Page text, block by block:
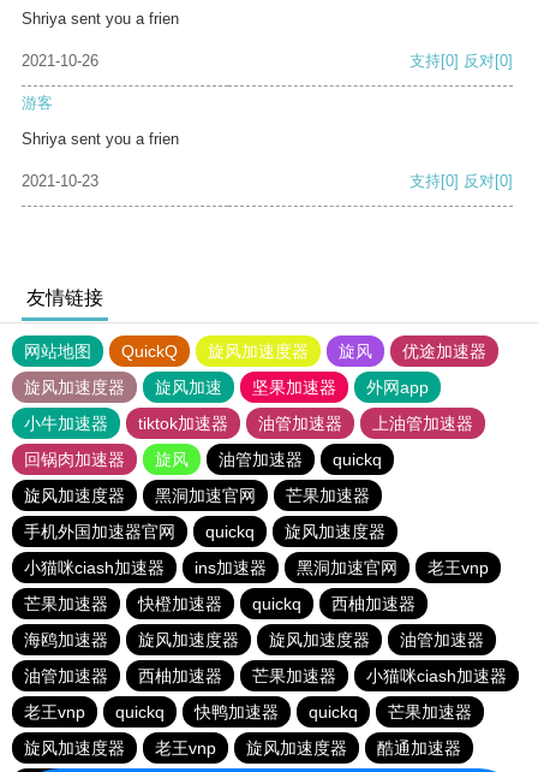
Shriya sent you a frien
2021-10-26 支持[0] 反对[0]
游客
Shriya sent you a frien
2021-10-23 支持[0] 反对[0]
友情链接
网站地图 QuickQ 旋风加速度器 旋风
优途加速器
旋风加速度器
旋风加速 坚果加速器
外网app
小牛加速器
tiktok加速器 油管加速器
上油管加速器
回锅肉加速器
旋风 油管加速器
quickq
旋风加速度器
黑洞加速官网
芒果加速器
手机外国加速器官网
quickq
旋风加速度器
小猫咪ciash加速器
ins加速器 黑洞加速官网
老王vnp
芒果加速器
快橙加速器 quickq
西柚加速器
海鸥加速器
旋风加速度器 旋风加速度器
油管加速器
油管加速器
西柚加速器 芒果加速器
小猫咪ciash加速器
老王vnp
quickq 快鸭加速器 quickq
芒果加速器
旋风加速度器
老王vnp 旋风加速度器 酷通加速器